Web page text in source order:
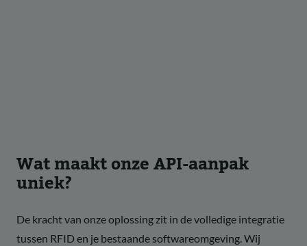
Wat maakt onze API-aanpak
uniek?
De kracht van onze oplossing zit in de volledige integratie
tussen RFID en je bestaande softwareomgeving. Wij